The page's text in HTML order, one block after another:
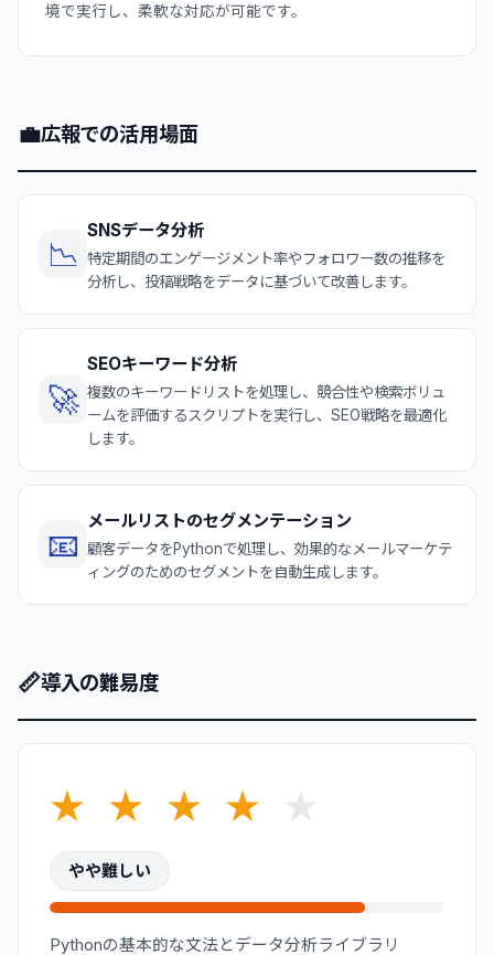
境で実行し、柔軟な対応が可能です。
💼広報での活用場面
📉
SNSデータ分析
特定期間のエンゲージメント率やフォロワー数の推移を
分析し、投稿戦略をデータに基づいて改善します。
🚀
SEOキーワード分析
複数のキーワードリストを処理し、競合性や検索ボリュ
ームを評価するスクリプトを実行し、SEO戦略を最適化
します。
📧
メールリストのセグメンテーション
顧客データをPythonで処理し、効果的なメールマーケテ
ィングのためのセグメントを自動生成します。
📏導入の難易度
★ ★ ★ ★ ★
やや難しい
Pythonの基本的な文法とデータ分析ライブラリ